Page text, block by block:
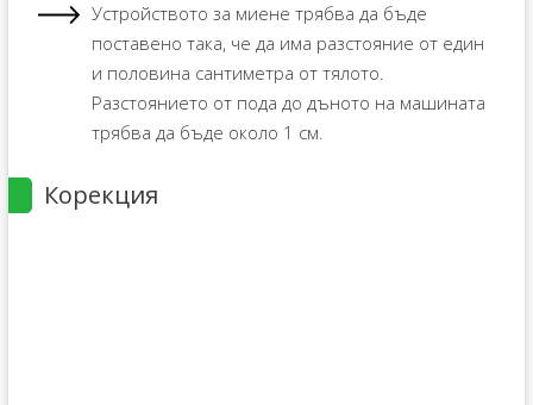
Устройството за миене трябва да бъде
поставено така, че да има разстояние от един
и половина сантиметра от тялото.
Разстоянието от пода до дъното на машината
трябва да бъде около 1 см.
Корекция